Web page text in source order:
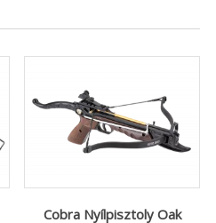
Cobra Nyílpisztoly Oak